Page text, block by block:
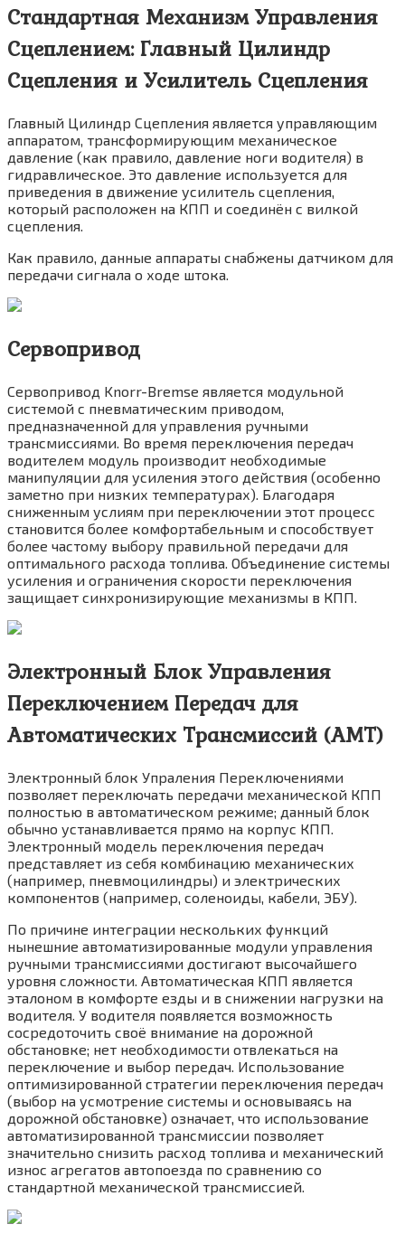
Стандартная Механизм Управления
Сцеплением: Главный Цилиндр
Сцепления и Усилитель Сцепления
Главный Цилиндр Сцепления является управляющим
аппаратом, трансформирующим механическое
давление (как правило, давление ноги водителя) в
гидравлическое. Это давление используется для
приведения в движение усилитель сцепления,
который расположен на КПП и соединён с вилкой
сцепления.
Как правило, данные аппараты снабжены датчиком для
передачи сигнала о ходе штока.
Сервопривод
Сервопривод Knorr-Bremse является модульной
системой с пневматическим приводом,
предназначенной для управления ручными
трансмиссиями. Во время переключения передач
водителем модуль производит необходимые
манипуляции для усиления этого действия (особенно
заметно при низких температурах). Благодаря
сниженным услиям при переключении этот процесс
становится более комфортабельным и способствует
более частому выбору правильной передачи для
оптимального расхода топлива. Объединение системы
усиления и ограничения скорости переключения
защищает синхронизирующие механизмы в КПП.
Электронный Блок Управления
Переключением Передач для
Автоматических Трансмиссий (АМТ)
Электронный блок Упраления Переключениями
позволяет переключать передачи механической КПП
полностью в автоматическом режиме; данный блок
обычно устанавливается прямо на корпус КПП.
Электронный модель переключения передач
представляет из себя комбинацию механических
(например, пневмоцилиндры) и электрических
компонентов (например, соленоиды, кабели, ЭБУ).
По причине интеграции нескольких функций
нынешние автоматизированные модули управления
ручными трансмиссиями достигают высочайшего
уровня сложности. Автоматическая КПП является
эталоном в комфорте езды и в снижении нагрузки на
водителя. У водителя появляется возможность
сосредоточить своё внимание на дорожной
обстановке; нет необходимости отвлекаться на
переключение и выбор передач. Использование
оптимизированной стратегии переключения передач
(выбор на усмотрение системы и основываясь на
дорожной обстановке) означает, что использование
автоматизированной трансмиссии позволяет
значительно снизить расход топлива и механический
износ агрегатов автопоезда по сравнению со
стандартной механической трансмиссией.